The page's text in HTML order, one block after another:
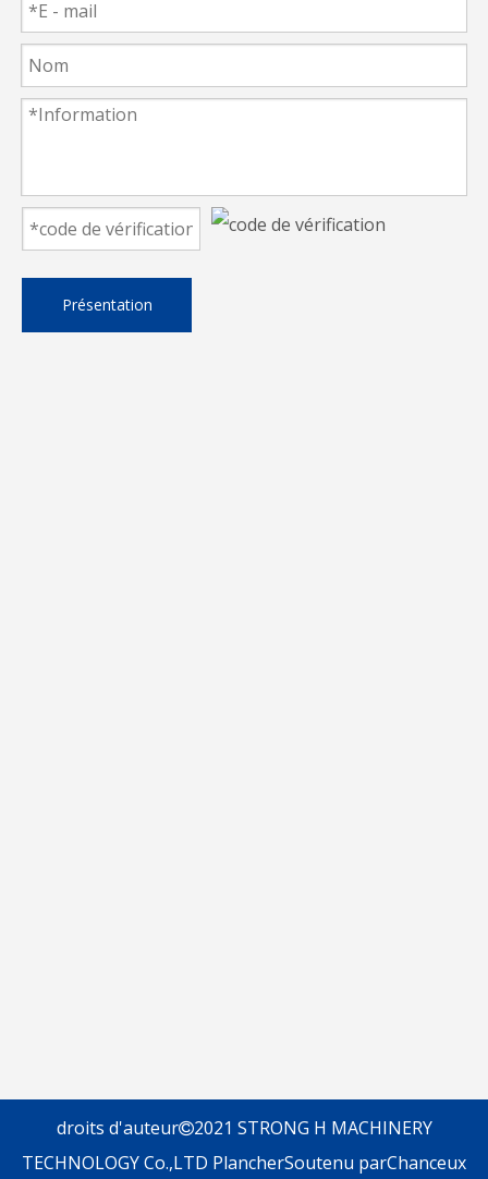
Présentation
droits d'auteur2021 STRONG H MACHINERY
TECHNOLOGY Co.,LTD PlancherSoutenu parChanceux